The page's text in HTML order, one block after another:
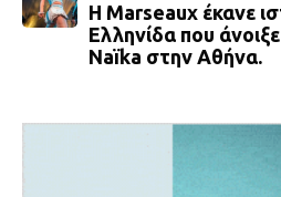
Η Marseaux έκανε
Ελληνίδα που
Naïka στην Αθήνα.